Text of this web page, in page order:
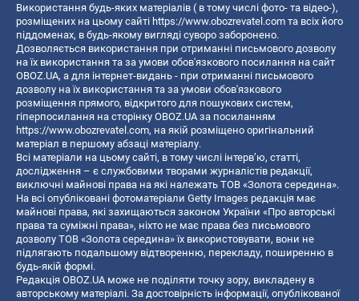
Використання будь-яких матеріалів ( в тому числі фото- та відео-),
розміщених на цьому сайті https://www.obozrevatel.com та всіх його
піддоменах, в будь-якому вигляді суворо заборонено.
Дозволяється використання при отриманні письмового дозволу
на їх використання та за умови обов'язкового посилання на сайт
OBOZ.UA, а для інтернет-видань - при отриманні письмового
дозволу на їх використання та за умови обов'язкового
розміщення прямого, відкритого для пошукових систем,
гіперпосилання на сторінку OBOZ.UA за посиланням
https://www.obozrevatel.com, на якій розміщено оригінальний
матеріал в першому абзаці матеріалу.
Всі матеріали на цьому сайті, в тому числі інтерв’ю, статті,
дослідження – є службовими творами журналістів редакції,
виключні майнові права на які належать ТОВ «Золота середина».
На всі опубліковані фотоматеріали Getty Images редакція має
майнові права, які захищаються законом України «Про авторські
права та суміжні права», ніхто не має права без письмового
дозволу ТОВ «Золота середина» їх використовувати, вони не
підлягають подальшому відтворенню, перекладу, поширенню в
будь-якій формі.
Редакція OBOZ.UA може не поділяти точку зору, викладену в
авторському матеріалі. За достовірність інформації, опублікованої